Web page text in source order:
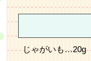
じゃがいも…20g